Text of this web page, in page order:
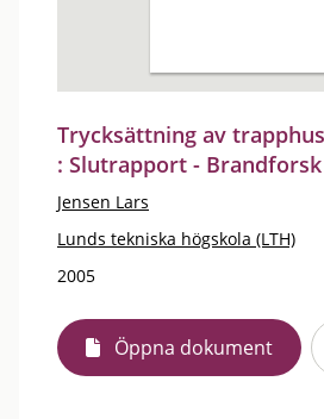
Trycksättning av
: Slutrapport - Brandforsk
Jensen Lars
Lunds tekniska högskola (LTH)
2005
Öppna dokument